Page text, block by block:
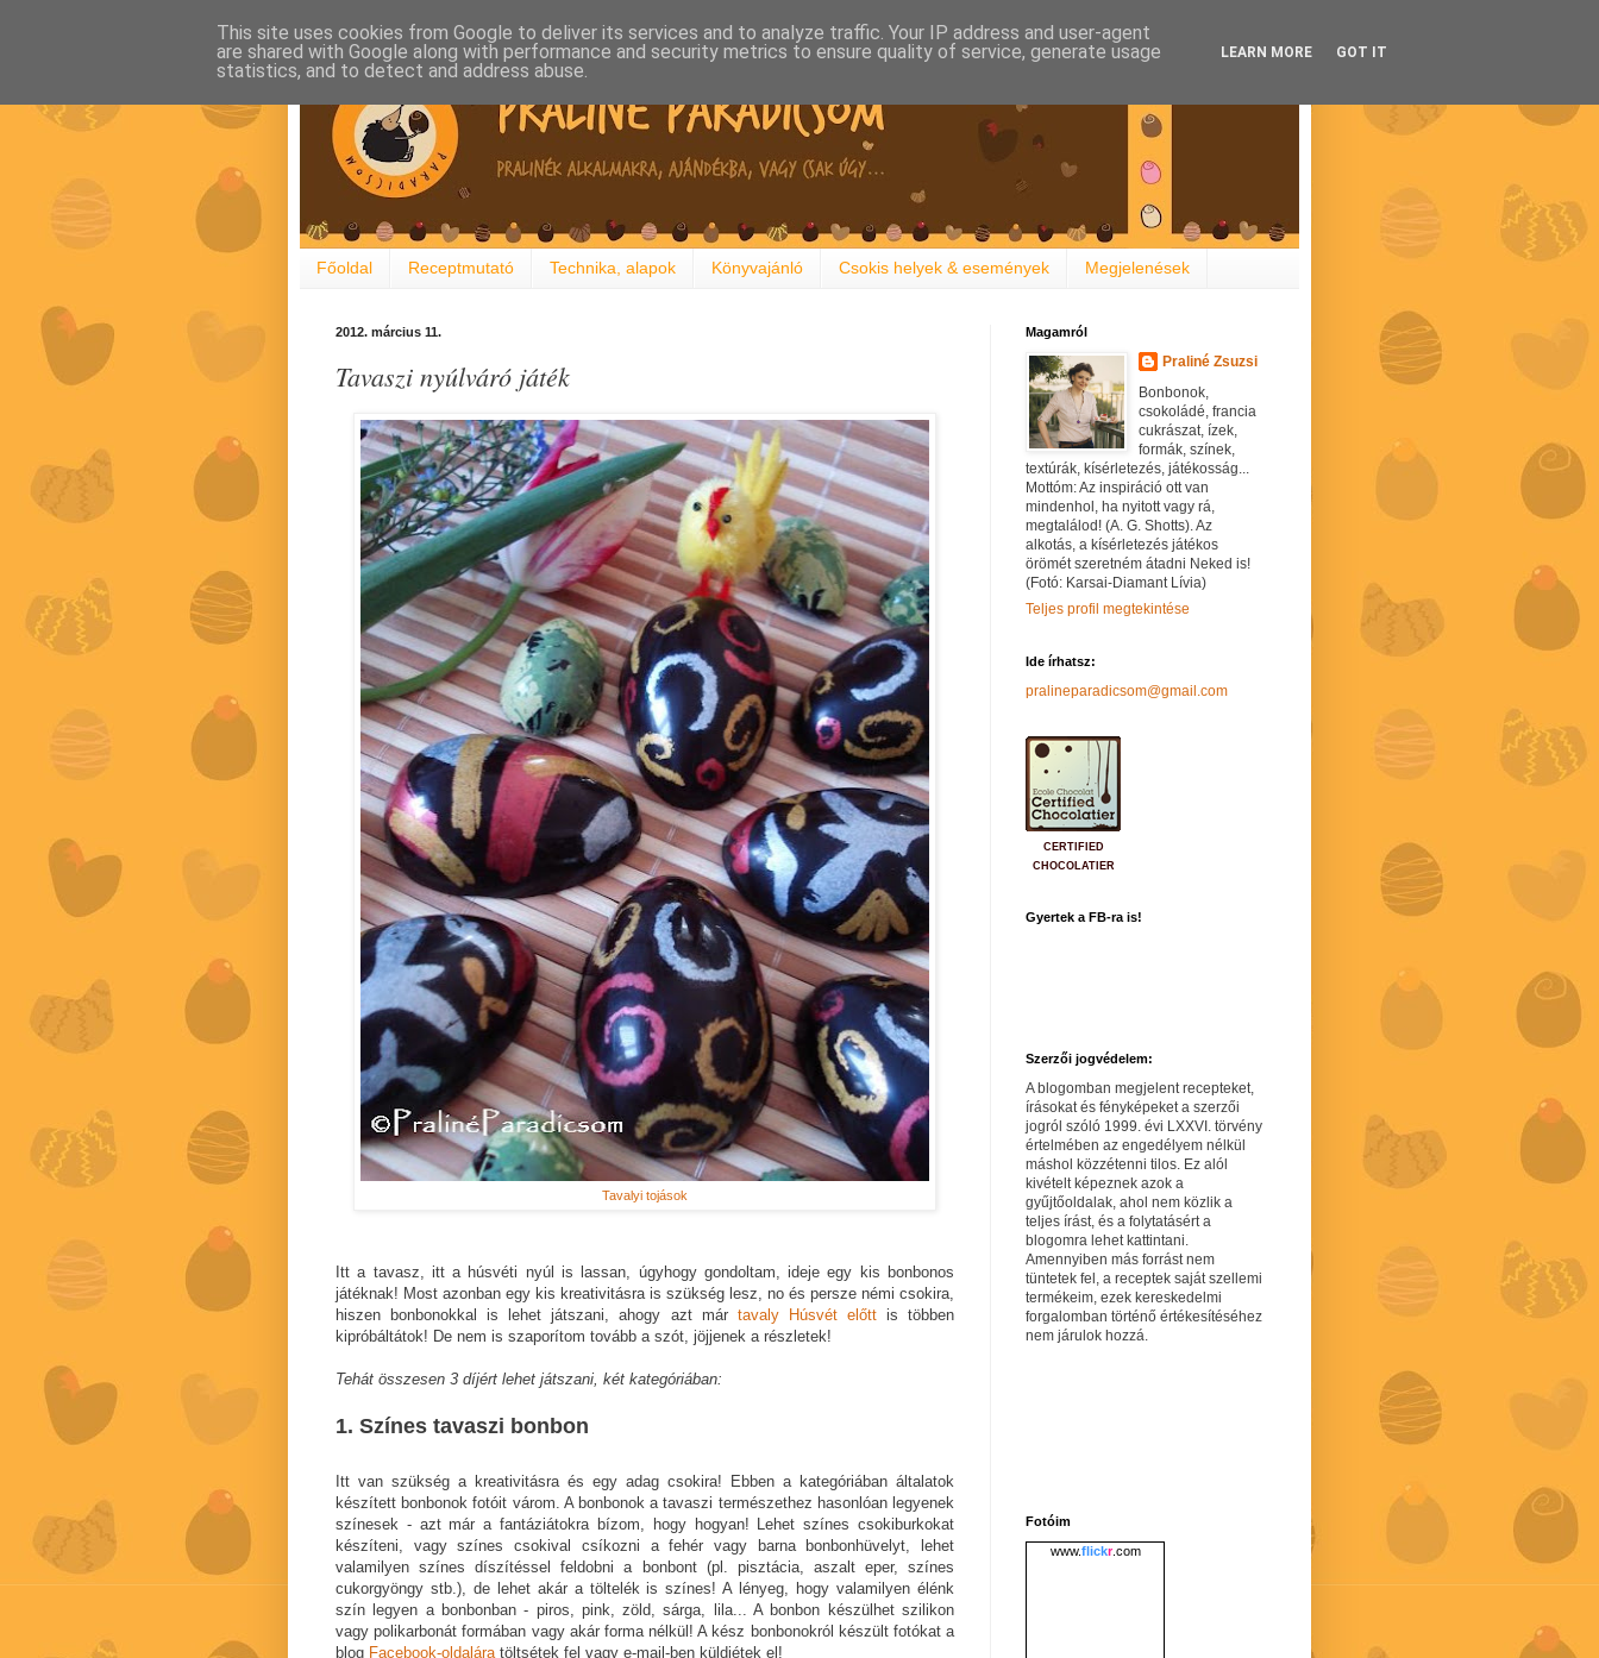
Főoldal Receptmutató Technika, alapok Könyvajánló Csokis helyek & események Megjelenések
2012. március 11.
Tavaszi nyúlváró játék
Tavalyi tojások
Itt a tavasz, itt a húsvéti nyúl is lassan, úgyhogy gondoltam, ideje egy kis bonbonos
játéknak! Most azonban egy kis kreativitásra is szükség lesz, no és persze némi csokira,
hiszen bonbonokkal is lehet játszani, ahogy azt már tavaly Húsvét előttis többen
kipróbáltátok! De nem is szaporítom tovább a szót, jöjjenek a részletek!
Tehát összesen 3 díjért lehet játszani, két kategóriában:
1. Színes tavaszi bonbon
Itt van szükség a kreativitásra és egy adag csokira! Ebben a kategóriában általatok
készített bonbonok fotóit várom. A bonbonok a tavaszi természethez hasonlóan legyenek
színesek - azt már a fantáziátokra bízom, hogy hogyan! Lehet színes csokiburkokat
készíteni, vagy színes csokival csíkozni a fehér vagy barna bonbonhüvelyt, lehet
valamilyen színes díszítéssel feldobni a bonbont (pl. pisztácia, aszalt eper, színes
cukorgyöngy stb.), de lehet akár a töltelék is színes! A lényeg, hogy valamilyen élénk
szín legyen a bonbonban - piros, pink, zöld, sárga, lila... A bonbon készülhet szilikon
vagy polikarbonát formában vagy akár forma nélkül! A kész bonbonokról készült fotókat a
blog Facebook-oldaláratöltsétek fel vagy e-mail-ben küldjétek el!
Magamról
Praliné Zsuzsi
Bonbonok,
csokoládé, francia
cukrászat, ízek,
formák, színek,
textúrák, kísérletezés, játékosság...
Mottóm: Az inspiráció ott van
mindenhol, ha nyitott vagy rá,
megtalálod! (A. G. Shotts). Az
alkotás, a kísérletezés játékos
örömét szeretném átadni Neked is!
(Fotó: Karsai-Diamant Lívia)
Teljes profil megtekintése
Ide írhatsz:
pralineparadicsom@gmail.com
CERTIFIED
CHOCOLATIER
Gyertek a FB-ra is!
Szerzői jogvédelem:
A blogomban megjelent recepteket,
írásokat és fényképeket a szerzői
jogról szóló 1999. évi LXXVI. törvény
értelmében az engedélyem nélkül
máshol közzétenni tilos. Ez alól
kivételt képeznek azok a
gyűjtőoldalak, ahol nem közlik a
teljes írást, és a folytatásért a
blogomra lehet kattintani.
Amennyiben más forrást nem
tüntetek fel, a receptek saját szellemi
termékeim, ezek kereskedelmi
forgalomban történő értékesítéséhez
nem járulok hozzá.
Fotóim
www.flickr.com
This site uses cookies from Google to deliver its services and to analyze traffic. Your IP address and user-agent
are shared with Google along with performance and security metrics to ensure quality of service, generate usage
statistics, and to detect and address abuse.
LEARN MORE GOT IT